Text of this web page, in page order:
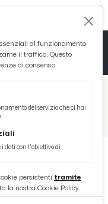
all'Auditorium di Farmacentro
della
al funzionamento
il traffico. Questo
di consenso.
del servizio che ci hai
dati con l'obiettivo di
persistenti tramite
la nostra Cookie Policy.